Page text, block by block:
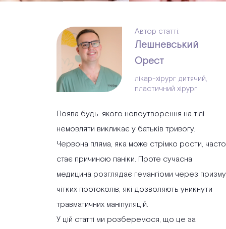
Автор статті:
Лешневський
Орест
лікар-хірург дитячий,
пластичний хірург
Поява будь-якого новоутворення на тілі
немовляти викликає у батьків тривогу.
Червона пляма, яка може стрімко рости, часто
стає причиною паніки. Проте сучасна
медицина розглядає гемангіоми через призму
чітких протоколів, які дозволяють уникнути
травматичних маніпуляцій.
У цій статті ми розберемося, що це за